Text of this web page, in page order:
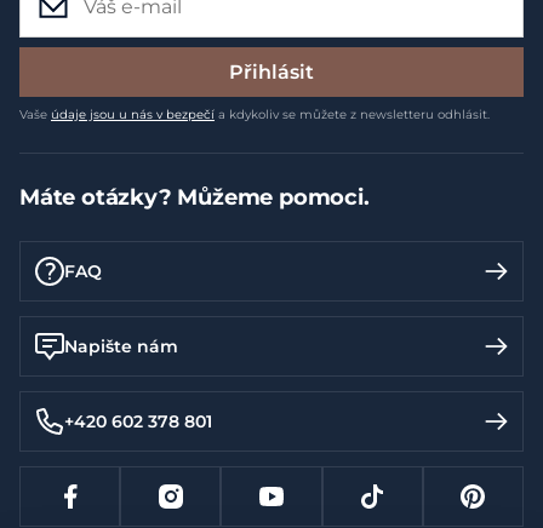
Přihlásit
Vaše údaje jsou u nás v bezpečí a kdykoliv se můžete z newsletteru odhlásit.
Máte otázky? Můžeme pomoci.
FAQ
Napište nám
+420 602 378 801